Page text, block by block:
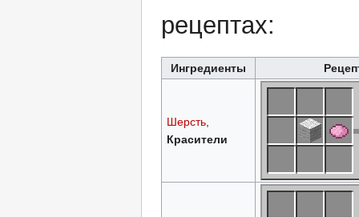
рецептах:
Ингредиенты
Шерсть,
Красители